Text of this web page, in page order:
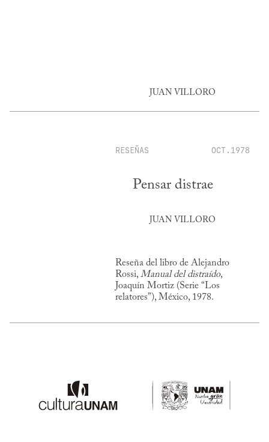
JUAN VILLORO
RESEÑAS OCT.1978
Pensar distrae
JUAN VILLORO
Reseña del libro de Alejandro
Rossi, Manual del distraído,
Joaquín Mortiz (Serie “Los
relatores”), México, 1978.